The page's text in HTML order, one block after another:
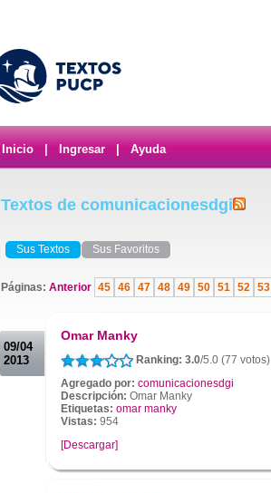
Inicio Ingresar Ayuda
Textos de comunicacionesdgi
Sus Textos Sus Favoritos
Páginas: Anterior 45 46 47 48 49 50 51 52 53
09/04
2013
Omar Manky
Ranking: 3.0/5.0 (77 votos)
Agregado por: comunicacionesdgi
Descripción: Omar Manky
Etiquetas: omar manky
Vistas: 954
[Descargar]